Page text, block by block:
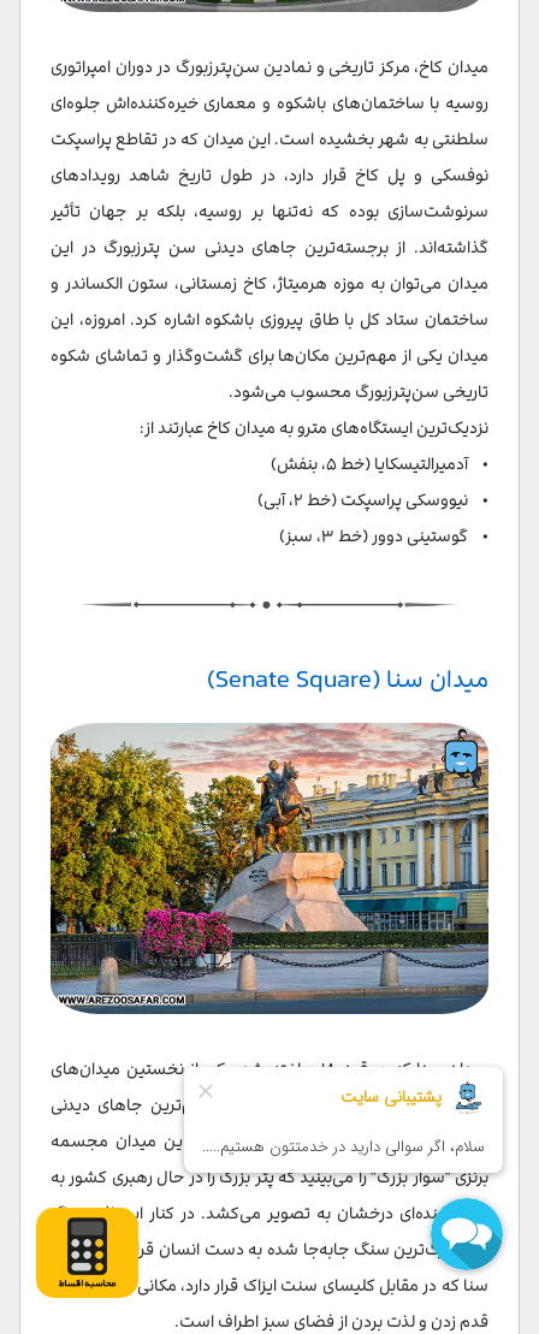
میدان کاخ، مرکز تاریخی و نمادین سن‌پترزبورگ در دوران امپراتوری
روسیه با ساختمان‌های باشکوه و معماری خیره‌کننده‌اش جلوه‌ای
سلطنتی به شهر بخشیده است. این میدان که در تقاطع پراسپکت
نوفسکی و پل کاخ قرار دارد، در طول تاریخ شاهد رویدادهای
سرنوشت‌سازی بوده که نه‌تنها بر روسیه، بلکه بر جهان تأثیر
گذاشته‌اند. از برجسته‌ترین جاهای دیدنی سن پترزبورگ در این
میدان می‌توان به موزه هرمیتاژ، کاخ زمستانی، ستون الکساندر و
ساختمان ستاد کل با طاق پیروزی باشکوه اشاره کرد. امروزه، این
میدان یکی از مهم‌ترین مکان‌ها برای گشت‌وگذار و تماشای شکوه
تاریخی سن‌پترزبورگ محسوب می‌شود.
نزدیک‌ترین ایستگاه‌های مترو به میدان کاخ عبارتند از:
• آدمیرالتیسکایا (خط ۵، بنفش)
• نیووسکی پراسپکت (خط ۲، آبی)
• گوستینی دوور (خط ۳، سبز)
میدان سنا (Senate Square)
میدان سنا که در قرن ۱۸ ساخته شد، یکی از نخستین میدان‌های
سن‌پترزبورگ است و امروزه با برخی از مهم‌ترین جاهای دیدنی
سنت پترزبورگ احاطه شده است. در مرکز این میدان مجسمه
برنزی "سوار بزرگ" را می‌بینید که پتر بزرگ را در حال رهبری کشور به
سوی آینده‌ای درخشان به تصویر می‌کشد. در کنار این اثر، سنگ
رعد، بزرگ‌ترین سنگ جابه‌جا شده به دست انسان قرار دارد. میدان
سنا که در مقابل کلیسای سنت ایزاک قرار دارد، مکانی مناسب برای
قدم زدن و لذت بردن از فضای سبز اطراف است.